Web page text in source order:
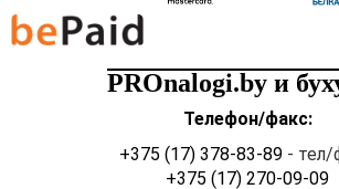
PROnalogi.by и
Телефон/факс:
+375 (17) 378-83-89 - тел/
+375 (17) 270-09-09